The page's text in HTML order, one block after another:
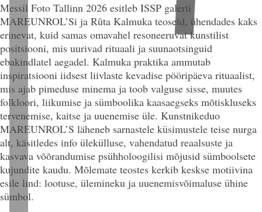
Messil Foto Tallinn 2026 esitleb ISSP galerii
MAREUNROL’Si ja Rūta Kalmuka teoseid, ühendades kaks
erinevat, kuid samas omavahel resoneeruvat kunstilist
positsiooni, mis uurivad rituaali ja suunaotsinguid
ebakindlatel aegadel. Kalmuka praktika ammutab
inspiratsiooni iidsest liivlaste kevadise pööripäeva rituaalist,
mis ajab pimeduse minema ja toob valguse sisse, muutes
folkloori, liikumise ja sümboolika kaasaegseks mõtiskluseks
tervenemise, kaitse ja uuenemise üle. Kunstnikeduo
MAREUNROL’S läheneb sarnastele küsimustele teise nurga
alt, käsitledes info ülekülluse, vahendatud reaalsuste ja
kasvava võõrandumise psühholoogilisi mõjusid sümboolsete
kujundite kaudu. Mõlemate teostes kerkib keskse motiivina
esile lind: lootuse, ülemineku ja uuenemisvõimaluse ühine
sümbol.